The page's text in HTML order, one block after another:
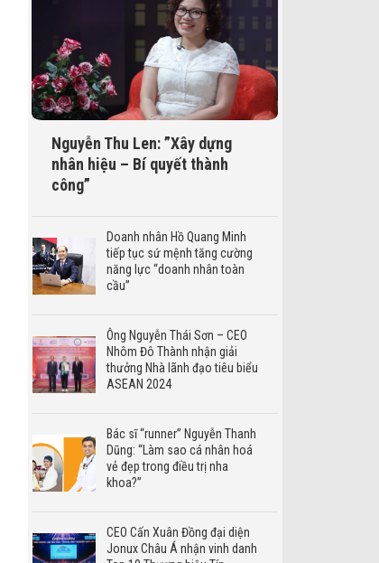
Nguyễn Thu Len: ”Xây dựng
nhân hiệu – Bí quyết thành
công”
Doanh nhân Hồ Quang Minh
tiếp tục sứ mệnh tăng cường
năng lực “doanh nhân toàn
cầu”
Ông Nguyễn Thái Sơn – CEO
Nhôm Đô Thành nhận giải
thưởng Nhà lãnh đạo tiêu biểu
ASEAN 2024
Bác sĩ “runner” Nguyễn Thanh
Dũng: “Làm sao cá nhân hoá
vẻ đẹp trong điều trị nha
khoa?”
CEO Cấn Xuân Đồng đại diện
Jonux Châu Á nhận vinh danh